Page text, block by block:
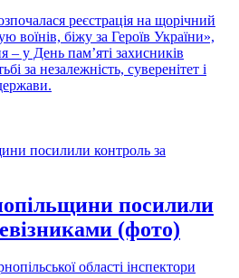
реєстрація на щорічний
воїнів, біжу за Героїв України»,
– у День пам’яті захисників
за незалежність, суверенітет і
посилили
(фото)
області інспектори